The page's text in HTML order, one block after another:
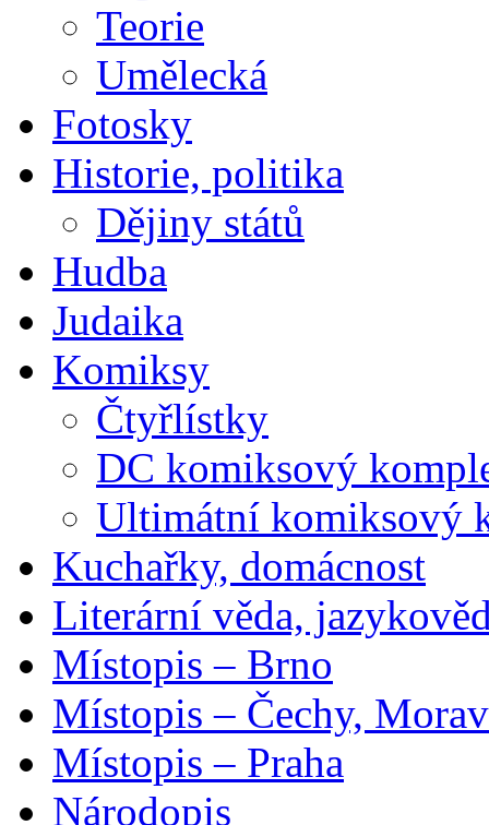
Teorie
Umělecká
Fotosky
Historie, politika
Dějiny států
Hudba
Judaika
Komiksy
Čtyřlístky
DC komiksový
Ultimátní komiksový
Kuchařky, domácnost
Literární věda,
Místopis – Brno
Místopis – Čechy,
Místopis – Praha
Národopis